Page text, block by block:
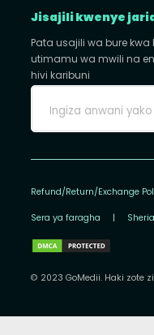
Jisajili kwenye
Pata usajili wa bure
utimamu wa mwili na
hivi karibuni
Refund/Return/Exchange
Sera ya faragha |
© 2023 GoMedii. Haki zote